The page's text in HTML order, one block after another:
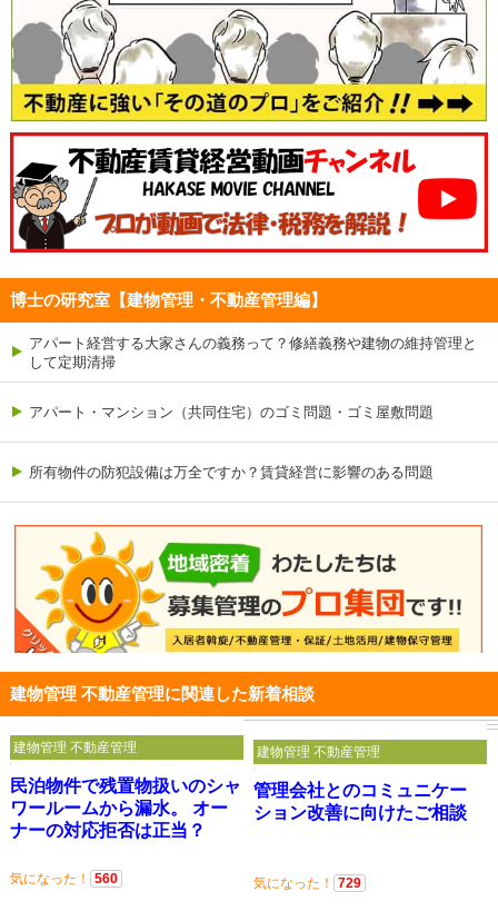
博士の研究室【建物管理・不動産管理編】
アパート経営する大家さんの義務って？修繕義務や建物の維持管理と
して定期清掃
アパート・マンション（共同住宅）のゴミ問題・ゴミ屋敷問題
所有物件の防犯設備は万全ですか？賃貸経営に影響のある問題
建物管理 不動産管理に関連した新着相談
民泊物件で残置物扱いのシャ
ワールームから漏水。 オー
ナーの対応拒否は正当？
気になった！ 560
建物管理 不動産管理
管理会社とのコミュニケー
ション改善に向けたご相談
気になった！ 729
建物管理 不動産管理